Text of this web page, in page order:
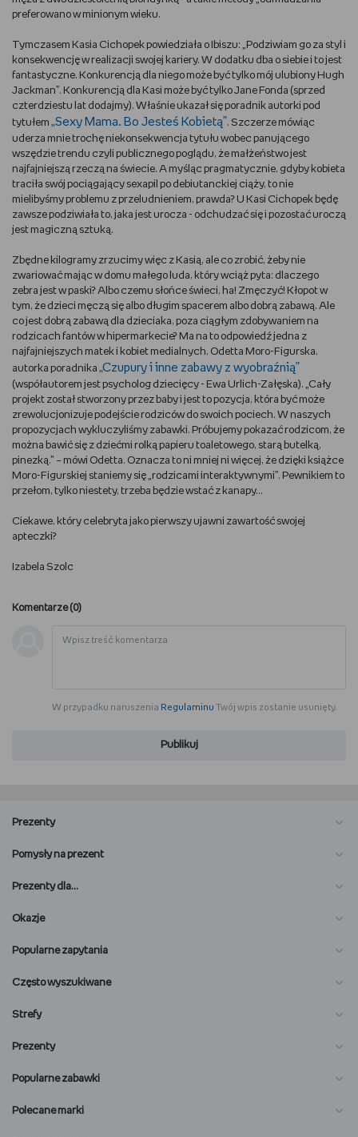
preferowano w minionym wieku.
Tymczasem Kasia Cichopek powiedziała o Ibiszu: „Podziwiam go za styl i
konsekwencję w realizacji swojej kariery. W dodatku dba o siebie i to jest
fantastyczne. Konkurencją dla niego może być tylko mój ulubiony Hugh
Jackman”. Konkurencją dla Kasi może być tylko Jane Fonda (sprzed
czterdziestu lat dodajmy). Właśnie ukazał się poradnik autorki pod
tytułem „Sexy Mama. Bo Jesteś Kobietą”. Szczerze mówiąc
uderza mnie trochę niekonsekwencja tytułu wobec panującego
wszędzie trendu czyli publicznego poglądu, że małżeństwo jest
najfajniejszą rzeczą na świecie. A myśląc pragmatycznie, gdyby kobieta
traciła swój pociągający sexapil po debiutanckiej ciąży, to nie
mielibyśmy problemu z przeludnieniem, prawda? U Kasi Cichopek będę
zawsze podziwiała to, jaka jest urocza - odchudzać się i pozostać uroczą
jest magiczną sztuką.
Zbędne kilogramy zrzucimy więc z Kasią, ale co zrobić, żeby nie
zwariować mając w domu małego luda, który wciąż pyta: dlaczego
zebra jest w paski? Albo czemu słońce świeci, ha! Zmęczyć! Kłopot w
tym, że dzieci męczą się albo długim spacerem albo dobrą zabawą. Ale
co jest dobrą zabawą dla dzieciaka, poza ciągłym zdobywaniem na
rodzicach fantów w hipermarkecie? Ma na to odpowiedź jedna z
najfajniejszych matek i kobiet medialnych, Odetta Moro-Figurska,
autorka poradnika „Czupury i inne zabawy z wyobraźnią”
(współautorem jest psycholog dziecięcy - Ewa Urlich-Załęska). „Cały
projekt został stworzony przez baby i jest to pozycja, która być może
zrewolucjonizuje podejście rodziców do swoich pociech. W naszych
propozycjach wykluczyliśmy zabawki. Próbujemy pokazać rodzicom, że
można bawić się z dziećmi rolką papieru toaletowego, starą butelką,
pinezką.” – mówi Odetta. Oznacza to ni mniej ni więcej, że dzięki książce
Moro-Figurskiej staniemy się „rodzicami interaktywnymi”. Pewnikiem to
przełom, tylko niestety, trzeba będzie wstać z kanapy...
Ciekawe, który celebryta jako pierwszy ujawni zawartość swojej
apteczki?
Izabela Szolc
Komentarze (0)
W przypadku naruszenia Regulaminu Twój wpis zostanie usunięty.
Publikuj
Prezenty
Pomysły na prezent
Prezenty dla…
Okazje
Popularne zapytania
Często wyszukiwane
Strefy
Prezenty
Popularne zabawki
Polecane marki